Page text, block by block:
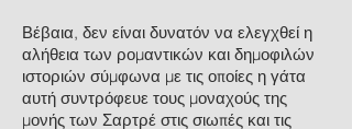
Βέβαια, δεν είναι δυνατόν να ελεγχθεί η
αλήθεια των ρομαντικών και δημοφιλών
ιστοριών σύμφωνα με τις οποίες η γάτα
αυτή συντρόφευε τους μοναχούς της
μονής των Σαρτρέ στις σιωπές και τις